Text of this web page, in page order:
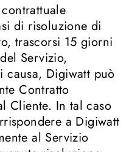
di risoluzione di
trascorsi 15 giorni
Servizio,
causa, Digiwatt può
Contratto
Cliente. In tal caso
a Digiwatt
al Servizio